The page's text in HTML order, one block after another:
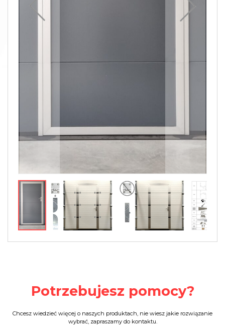
Potrzebujesz pomocy?
Chcesz wiedzieć więcej o naszych produktach, nie wiesz jakie rozwiązanie
wybrać, zapraszamy do kontaktu.